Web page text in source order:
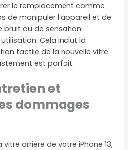
le remplacement comme
de manipuler l’appareil et de
bruit ou de sensation
Cela inclut la
tactile de la nouvelle vitre
est parfait.
et
dommages
arrière de votre iPhone 13,